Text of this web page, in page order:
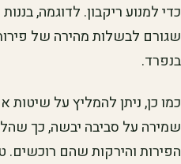
כדי למנוע ריקבון. לדוגמה,
שגורם לבשלות מהירה של
בנפרד.
כמו כן, ניתן להמליץ על שיטות
שמירה על סביבה יבשה, כך
הפירות והירקות שהם רוכשים.